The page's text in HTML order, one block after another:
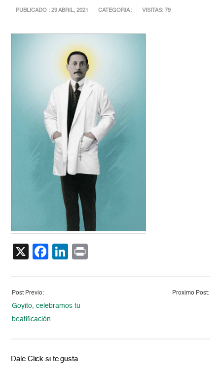
PUBLICADO : 29 ABRIL, 2021 CATEGORIA : VISITAS: 79
X Facebook
LinkedIn
Post Previo:
Goyito, celebramos tu
beatificación
Proximo Post:
Dale Click si te gusta